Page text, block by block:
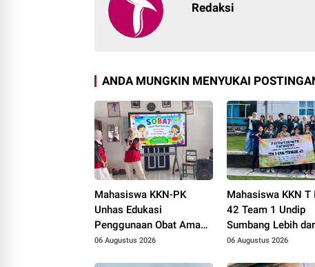
Redaksi
ANDA MUNGKIN MENYUKAI
Mahasiswa KKN-PK
Unhas Edukasi
Penggunaan Obat Aman
bagi Siswa SD Negeri 2
06 Augustus 2026
Mahasiswa KKN T
42 Team 1 Undip
Sumbang Lebih
Rp5,7 Juta bagi
06 Augustus 2026